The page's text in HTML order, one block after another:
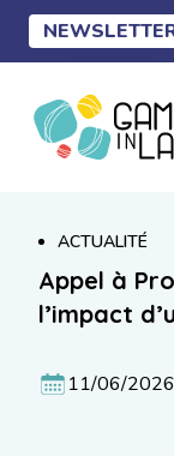
ACTUALITÉ
Appel à
l’impact
11/06/2026